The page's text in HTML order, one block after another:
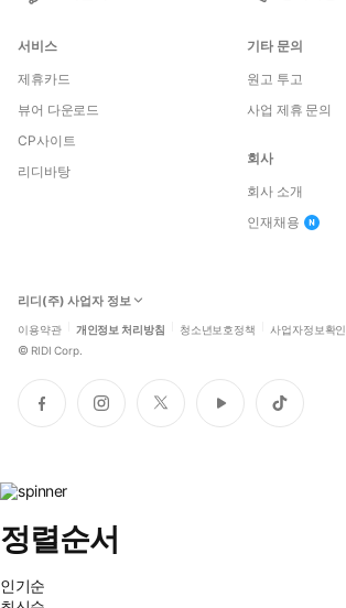
서비스
제휴카드
뷰어 다운로드
CP사이트
리디바탕
기타 문의
원고 투고
사업 제휴 문의
회사
회사 소개
인재채용
리디(주) 사업자 정보
이용약관 개인정보 처리방침 청소년보호정책 사업자정보확인
© RIDI Corp.
페
이
인
스
트
위
유
튜
틱
톡
정렬순서
인기순